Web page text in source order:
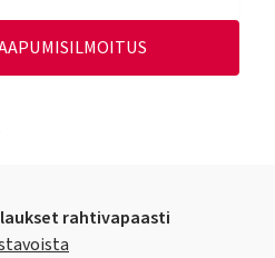
rahtivapaasti